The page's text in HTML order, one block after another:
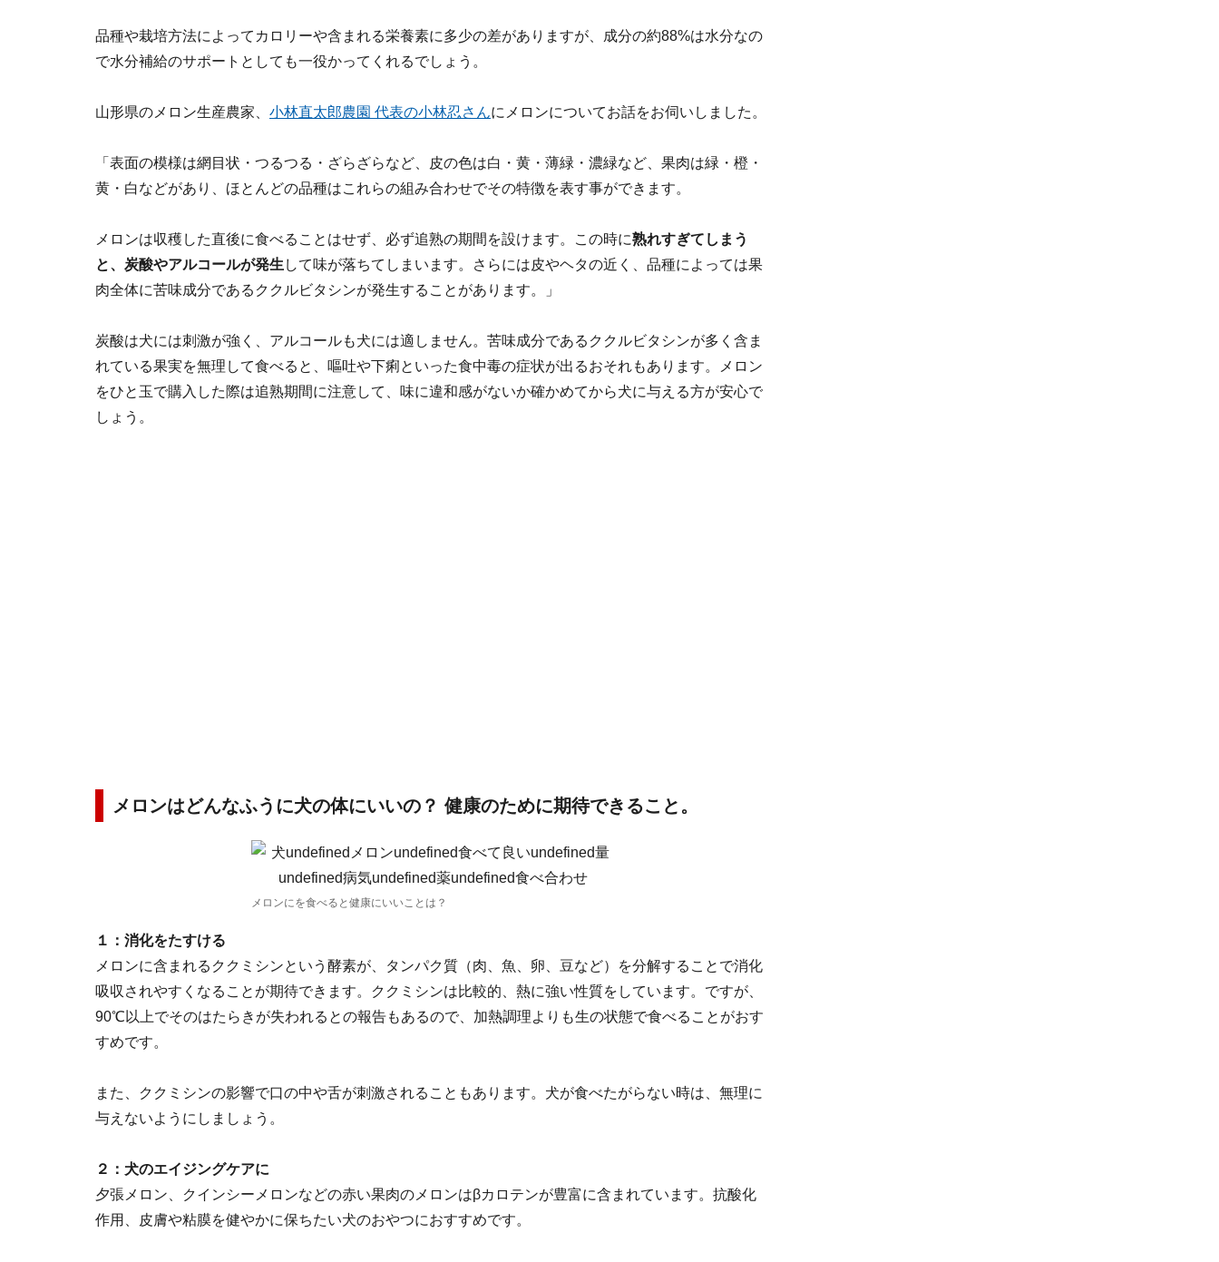
品種や栽培方法によってカロリーや含まれる栄養素に多少の差がありますが、成分の約88%は水分なの
で水分補給のサポートとしても一役かってくれるでしょう。
山形県のメロン生産農家、 小林直太郎農園 代表の小林忍さんにメロンについてお話をお伺いしました。
「表面の模様は網目状・つるつる・ざらざらなど、皮の色は白・黄・薄緑・濃緑など、果肉は緑・橙・
黄・白などがあり、ほとんどの品種はこれらの組み合わせでその特徴を表す事ができます。
メロンは収穫した直後に食べることはせず、必ず追熟の期間を設けます。この時に熟れすぎてしまう
と、炭酸やアルコールが発生 して味が落ちてしまいます。さらには皮やヘタの近く、品種によっては果
肉全体に苦味成分であるククルビタシンが発生することがあります。」
炭酸は犬には刺激が強く、アルコールも犬には適しません。苦味成分であるククルビタシンが多く含ま
れている果実を無理して食べると、嘔吐や下痢といった食中毒の症状が出るおそれもあります。メロン
をひと玉で購入した際は追熟期間に注意して、味に違和感がないか確かめてから犬に与える方が安心で
しょう。
メロンはどんなふうに犬の体にいいの？ 健康のために期待できること。
メロンにを食べると健康にいいことは？
１：消化をたすける
メロンに含まれるククミシンという酵素が、タンパク質（肉、魚、卵、豆など）を分解することで消化
吸収されやすくなることが期待できます。ククミシンは比較的、熱に強い性質をしています。ですが、
90℃以上でそのはたらきが失われるとの報告もあるので、加熱調理よりも生の状態で食べることがおす
すめです。
また、ククミシンの影響で口の中や舌が刺激されることもあります。犬が食べたがらない時は、無理に
与えないようにしましょう。
２：犬のエイジングケアに
夕張メロン、クインシーメロンなどの赤い果肉のメロンはβカロテンが豊富に含まれています。抗酸化
作用、皮膚や粘膜を健やかに保ちたい犬のおやつにおすすめです。